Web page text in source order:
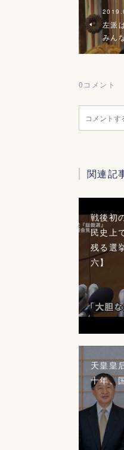
左派
みん
0 コメント
関連記
戦後初
民史上
残る選
六】
天皇皇
十年、